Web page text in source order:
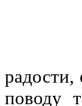
радости,
поводу